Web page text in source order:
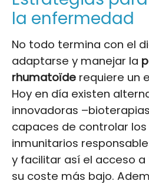
la enfermedad
No todo termina con el
adaptarse y manejar la
rhumatoïde requiere un
Hoy en día existen
innovadoras
capaces de controlar
inmunitarios
y facilitar así el acceso
su coste más bajo.